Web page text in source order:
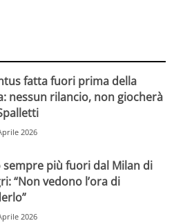
fatta fuori prima della
nessun rilancio, non giocherà
2026
sempre più fuori dal Milan di
“Non vedono l’ora di
2026